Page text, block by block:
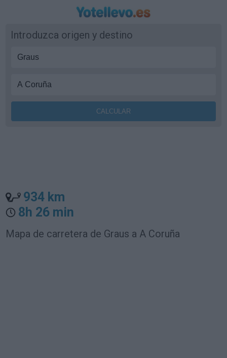
Introduzca origen y destino
934 km
8h 26 min
Mapa de carretera de Graus a A Coruña